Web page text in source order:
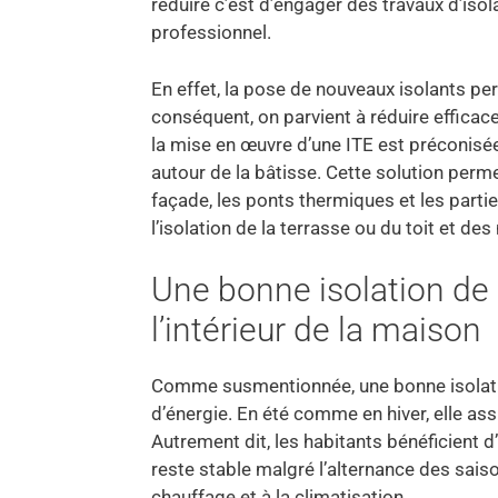
réduire c’est d’engager des travaux
professionnel.
En effet, la pose de nouveaux isolants
conséquent, on parvient à réduire
la mise en œuvre d’une ITE est
autour de la bâtisse. Cette solution
façade, les ponts thermiques et les
l’isolation de la terrasse ou du toit et
Une bonne isolation
l’intérieur de la maison
Comme susmentionnée, une bonne
d’énergie. En été comme en hiver, elle
Autrement dit, les habitants bénéficient
reste stable malgré l’alternance des